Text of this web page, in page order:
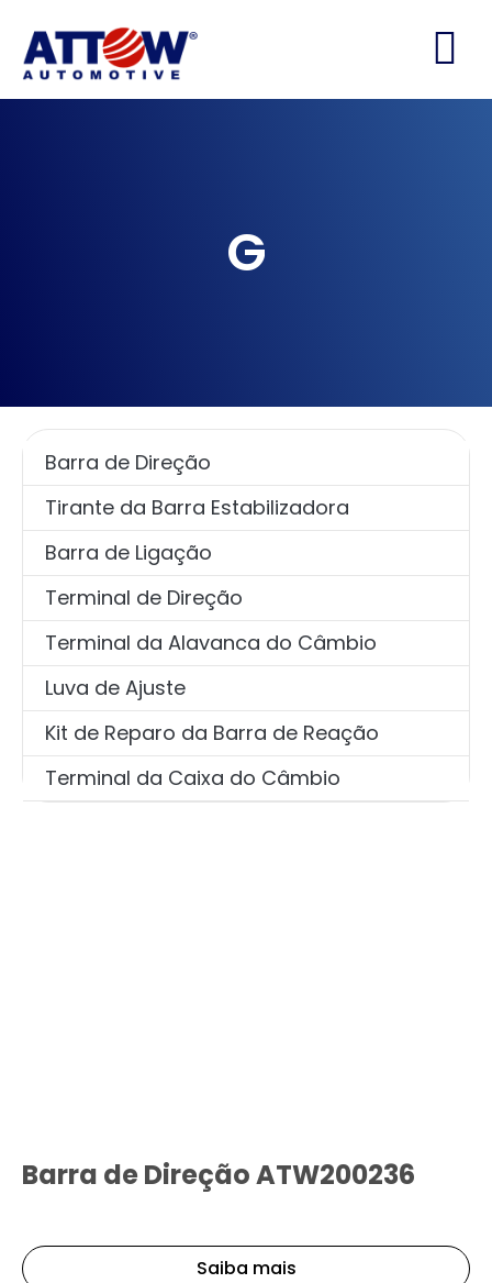
G
Barra de Direção
Tirante da Barra Estabilizadora
Barra de Ligação
Terminal de Direção
Terminal da Alavanca do Câmbio
Luva de Ajuste
Kit de Reparo da Barra de Reação
Terminal da Caixa do Câmbio
Barra de Direção ATW200236
Saiba mais